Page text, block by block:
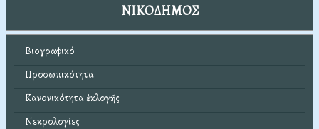
ΝΙΚΟΔΗΜΟΣ
Βιογραφικό
Προσωπικότητα
Κανονικότητα ἐκλογῆς
Νεκρολογίες